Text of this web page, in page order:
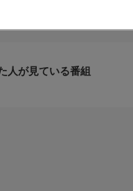
人が見ている番組